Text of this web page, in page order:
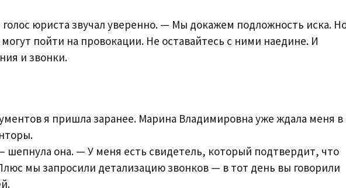
юриста звучал уверенно. — Мы докажем подложность иска.
пойти на провокации. Не оставайтесь с ними наедине. И
и звонки.
я пришла заранее. Марина Владимировна уже ждала меня в
она. — У меня есть свидетель, который подтвердит, что
мы запросили детализацию звонков — в тот день вы говорили